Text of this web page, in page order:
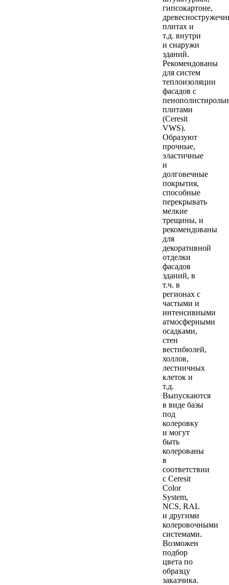
гипсокартоне,
плитах и
т.д. внутри
и снаружи
зданий.
Рекомендованы
для систем
теплоизоляции
фасадов с
плитами
(Ceresit
VWS).
Образуют
прочные,
эластичные
и
долговечные
покрытия,
способные
перекрывать
мелкие
трещины, и
рекомендованы
для
декоративной
отделки
фасадов
зданий, в
т.ч. в
регионах с
частыми и
интенсивными
атмосферными
осадками,
стен
вестибюлей,
холлов,
лестничных
клеток и
т.д.
Выпускаются
в виде базы
под
колеровку
и могут
быть
колерованы
в
соответствии
с Ceresit
Color
System,
NCS, RAL
и другими
колеровочными
системами.
Возможен
подбор
цвета по
образцу
заказчика.